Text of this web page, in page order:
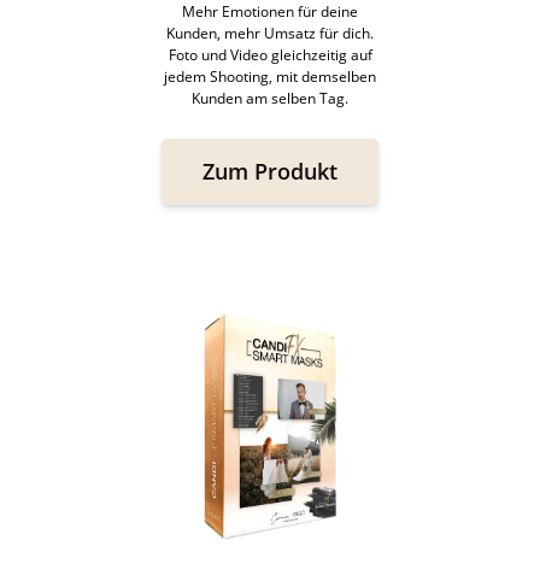
Mehr Emotionen für deine
Kunden, mehr Umsatz für dich.
Foto und Video gleichzeitig auf
jedem Shooting, mit demselben
Kunden am selben Tag.
Zum Produkt